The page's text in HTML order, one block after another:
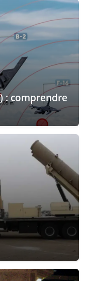
: comprendre